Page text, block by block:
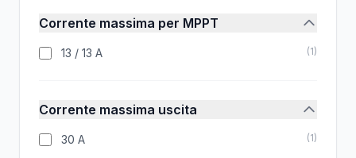
Corrente massima per MPPT
13 / 13 A (1)
Corrente massima uscita
30 A (1)